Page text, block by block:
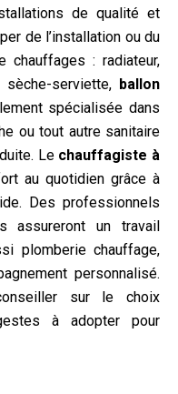
de qualité et
de l’installation ou du
chauffages : radiateur,
sèche-serviette, ballon
spécialisée dans
ou tout autre sanitaire
Le chauffagiste à
au quotidien grâce à
Des professionnels
assureront un travail
plomberie chauffage,
personnalisé.
sur le choix
à adopter pour